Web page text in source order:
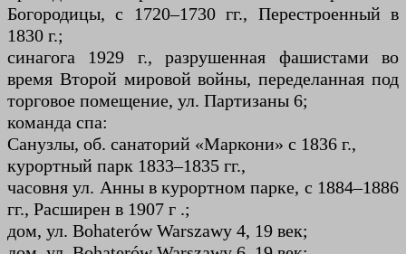
Богородицы, с 1720–1730 гг., Перестроенный в
1830 г.;
синагога 1929 г., разрушенная фашистами во
время Второй мировой войны, переделанная под
торговое помещение, ул. Партизаны 6;
команда спа:
Санузлы, об. санаторий «Маркони» с 1836 г.,
курортный парк 1833–1835 гг.,
часовня ул. Анны в курортном парке, с 1884–1886
гг., Расширен в 1907 г .;
дом, ул. Bohaterów Warszawy 4, 19 век;